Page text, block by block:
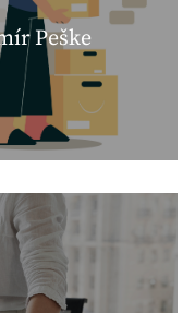
Peške